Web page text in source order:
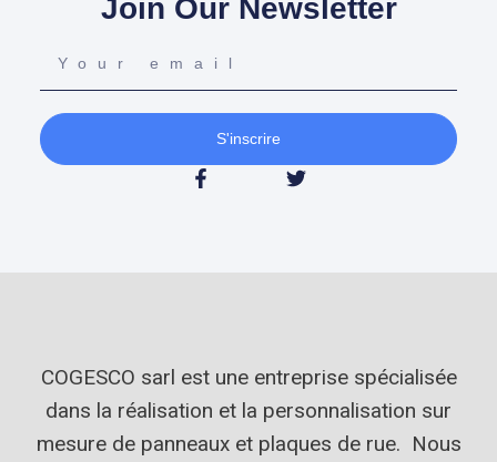
Join Our Newsletter
S'inscrire
COGESCO sarl est une entreprise spécialisée
dans la réalisation et la personnalisation sur
mesure de panneaux et plaques de rue. Nous